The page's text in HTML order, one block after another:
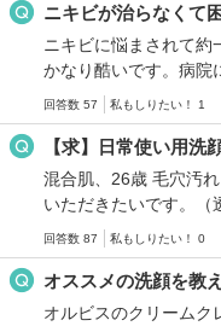
ニキビが治らなくて
ニキビに悩まされて約
かなり酷いです。病院
回答数 57 私もしりたい！ 1
【求】日常使い用洗
混合肌、26歳 毛穴汚
いただきたいです。（
回答数 87 私もしりたい！ 0
オススメの洗顔を教
オルビスのクリームク